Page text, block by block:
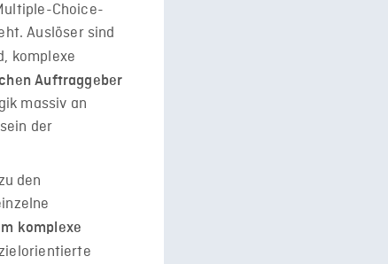
Choice-
Auslöser sind
komplexe
Auftraggeber
massiv an
der
den
komplexe